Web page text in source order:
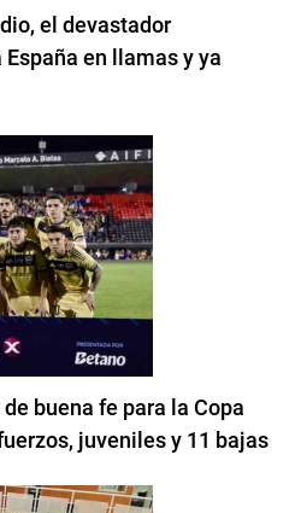
el devastador
en llamas y ya
buena fe para la Copa
juveniles y 11 bajas